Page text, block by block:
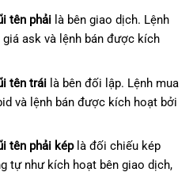
tên phải là bên giao dịch. Lệnh
ask và lệnh bán được kích
tên tráilà bên đối lập. Lệnh mua
và lệnh bán được kích hoạt bởi
tên phải képlà đối chiếu kép
tự như kích hoạt bên giao dịch,